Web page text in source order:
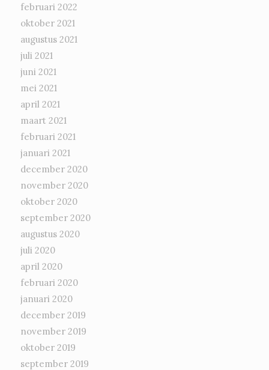
februari 2022
oktober 2021
augustus 2021
juli 2021
juni 2021
mei 2021
april 2021
maart 2021
februari 2021
januari 2021
december 2020
november 2020
oktober 2020
september 2020
augustus 2020
juli 2020
april 2020
februari 2020
januari 2020
december 2019
november 2019
oktober 2019
september 2019